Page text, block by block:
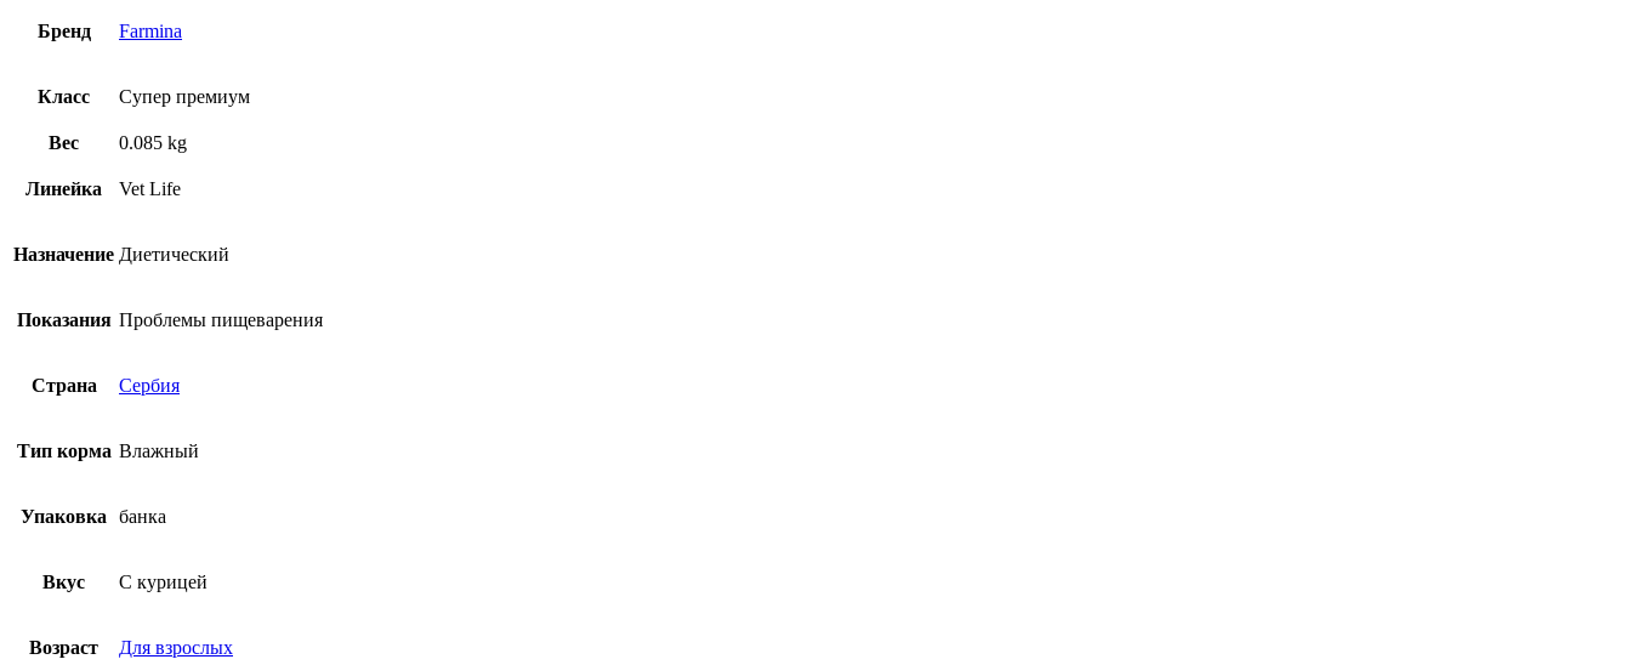
Бренд Farmina
Класс Супер премиум
Вес 0.085 kg
Линейка Vet Life
Назначение Диетический
Показания Проблемы пищеварения
Страна Сербия
Тип корма Влажный
Упаковка банка
Вкус С курицей
Возраст Для взрослых